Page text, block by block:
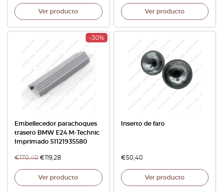
Ver producto Ver producto
-30%
Embellecedor parachoques
trasero BMW E24 M-Technic
Imprimado 51121935580
€170,40 € 119,28
Ver producto
Inserto de faro
€50,40
Ver producto